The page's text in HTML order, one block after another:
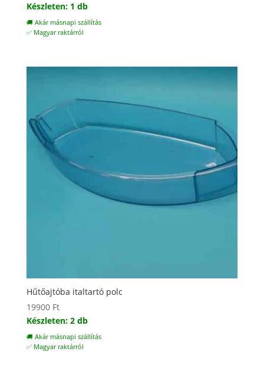
Készleten: 1 db
🚚 Akár másnapi szállítás
✅ Magyar raktárról
Hűtőajtóba italtartó polc
19900 Ft
Készleten: 2 db
🚚 Akár másnapi szállítás
✅ Magyar raktárról